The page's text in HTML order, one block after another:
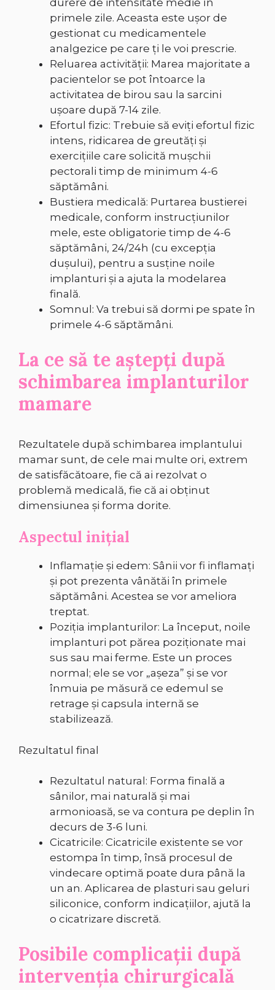
durere de intensitate medie în
primele zile. Aceasta este ușor de
gestionat cu medicamentele
analgezice pe care ți le voi prescrie.
Reluarea activității: Marea majoritate a
pacientelor se pot întoarce la
activitatea de birou sau la sarcini
ușoare după 7-14 zile.
Efortul fizic: Trebuie să eviți efortul fizic
intens, ridicarea de greutăți și
exercițiile care solicită mușchii
pectorali timp de minimum 4-6
săptămâni.
Bustiera medicală: Purtarea bustierei
medicale, conform instrucțiunilor
mele, este obligatorie timp de 4-6
săptămâni, 24/24h (cu excepția
dușului), pentru a susține noile
implanturi și a ajuta la modelarea
finală.
Somnul: Va trebui să dormi pe spate în
primele 4-6 săptămâni.
La ce să te aștepți după
schimbarea implanturilor
mamare
Rezultatele după schimbarea implantului
mamar sunt, de cele mai multe ori, extrem
de satisfăcătoare, fie că ai rezolvat o
problemă medicală, fie că ai obținut
dimensiunea și forma dorite.
Aspectul inițial
Inflamație și edem: Sânii vor fi inflamați
și pot prezenta vânătăi în primele
săptămâni. Acestea se vor ameliora
treptat.
Poziția implanturilor: La început, noile
implanturi pot părea poziționate mai
sus sau mai ferme. Este un proces
normal; ele se vor „așeza” și se vor
înmuia pe măsură ce edemul se
retrage și capsula internă se
stabilizează.
Rezultatul final
Rezultatul natural: Forma finală a
sânilor, mai naturală și mai
armonioasă, se va contura pe deplin în
decurs de 3-6 luni.
Cicatricile: Cicatricile existente se vor
estompa în timp, însă procesul de
vindecare optimă poate dura până la
un an. Aplicarea de plasturi sau geluri
siliconice, conform indicațiilor, ajută la
o cicatrizare discretă.
Posibile complicații după
intervenția chirurgicală